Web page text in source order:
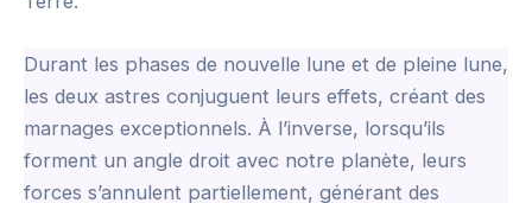
Durant les phases de nouvelle lune et de pleine lune,
les deux astres conjuguent leurs effets, créant des
marnages exceptionnels. À l’inverse, lorsqu’ils
forment un angle droit avec notre planète, leurs
forces s’annulent partiellement, générant des